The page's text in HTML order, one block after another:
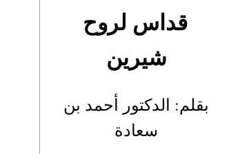
قداس لروح
شيرين
بقلم: الدكتور أحمد بن
سعادة